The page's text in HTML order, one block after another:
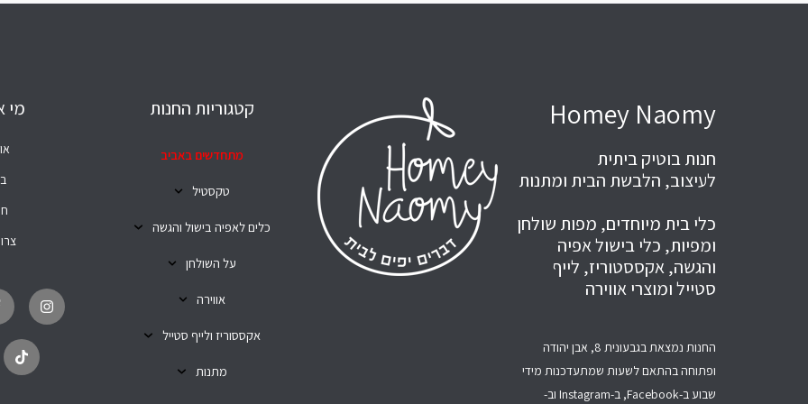
Homey Naomy
חנות בוטיק ביתית
לעיצוב, הלבשת הבית ומתנות
כלי בית מיוחדים, מפות שולחן
ומפיות, כלי בישול אפיה
והגשה, אקססטוריז, לייף
סטייל ומוצרי אווירה
החנות נמצאת בגבעונית 8, אבן יהודה
ופתוחה בהתאם לשעות שמתעדכנות מידי
שבוע ב-Facebook, ב-Instagram וב-
קטגוריות החנות
מתחדשים באביב
טקסטיל
כלים לאפיה בישול והגשה
על השולחן
אווירה
אקססוריז ולייף סטייל
מתנות
מי
n
s
t
k